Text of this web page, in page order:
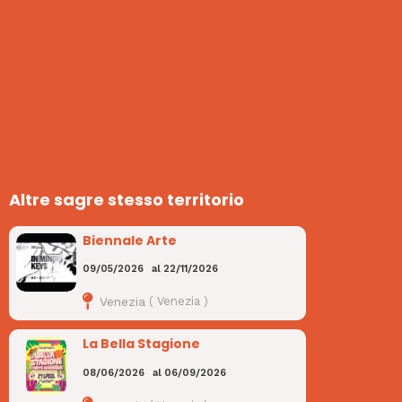
Altre sagre stesso territorio
Biennale Arte
09/05/2026 al 22/11/2026
Venezia ( Venezia)
La Bella Stagione
08/06/2026 al 06/09/2026